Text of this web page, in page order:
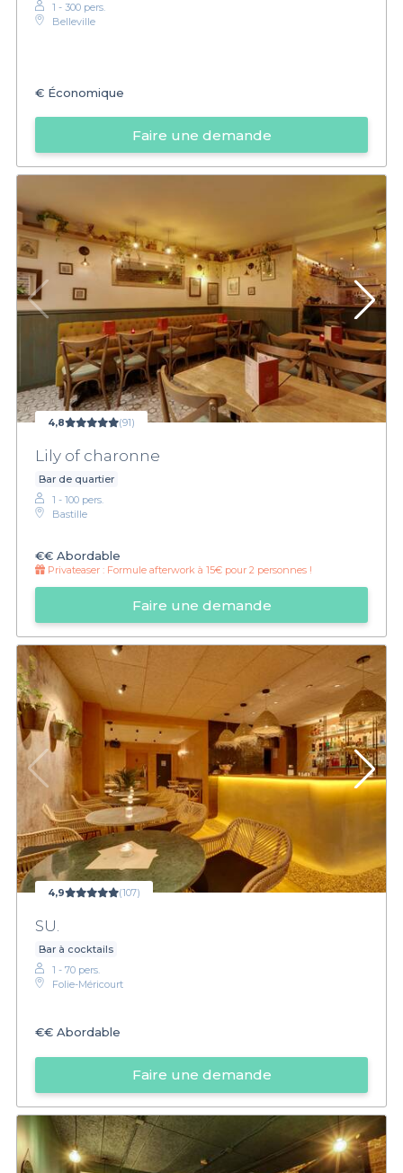
1 - 300 pers.
Belleville
€ Économique
Faire une demande
4,8 (91)
Lily of charonne
Bar de quartier
1 - 100 pers.
Bastille
€€ Abordable
Privateaser : Formule afterwork à 15€ pour 2 personnes !
Faire une demande
4,9 (107)
SU.
Bar à cocktails
1 - 70 pers.
Folie-Méricourt
€€ Abordable
Faire une demande